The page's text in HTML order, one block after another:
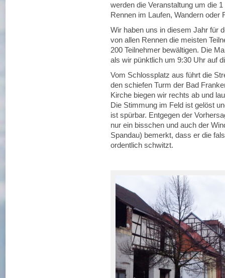
werden die Veranstaltung um die
Rennen im Laufen, Wandern oder
Wir haben uns in diesem Jahr für
von allen Rennen die meisten
200 Teilnehmer bewältigen. Die
als wir pünktlich um 9:30 Uhr auf
Vom Schlossplatz aus führt die
den schiefen Turm der Bad
Kirche biegen wir rechts ab und
Die Stimmung im Feld ist gelöst
ist spürbar. Entgegen der
nur ein bisschen und auch der
Spandau) bemerkt, dass er die
ordentlich schwitzt.